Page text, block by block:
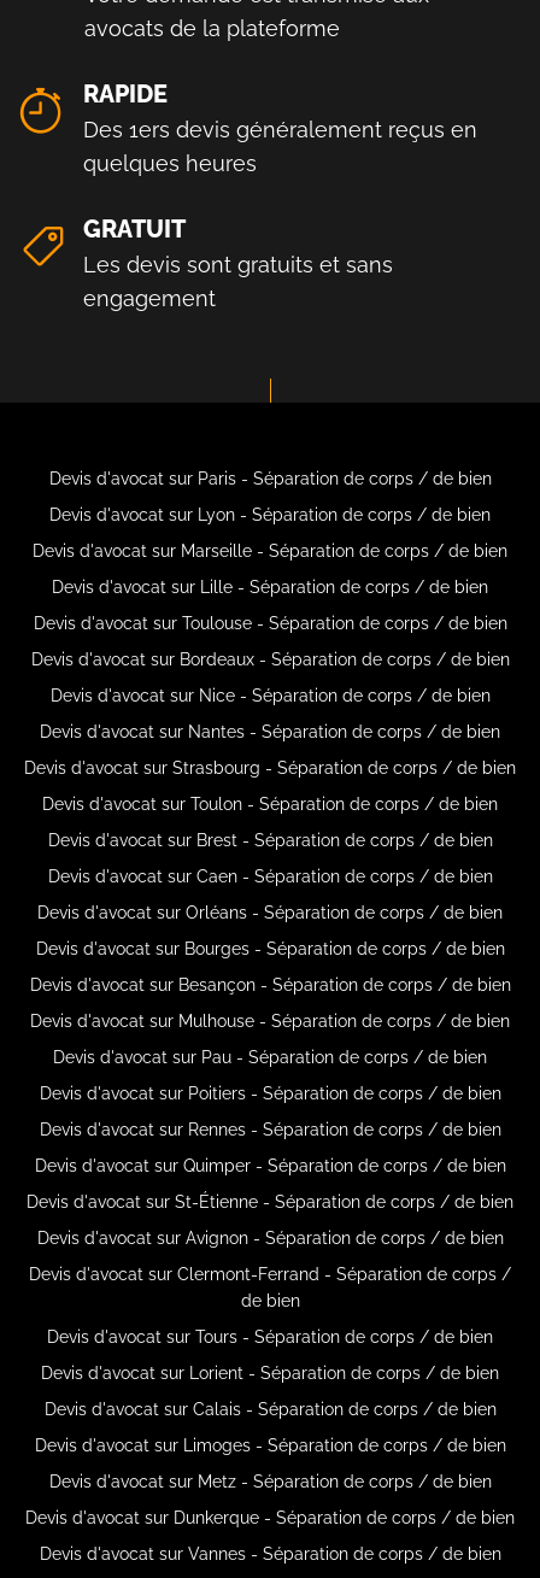
avocats de la plateforme
RAPIDE
Des 1ers devis généralement reçus en
quelques heures
GRATUIT
Les devis sont gratuits et sans
engagement
Devis d'avocat sur Paris - Séparation de corps / de bien
Devis d'avocat sur Lyon - Séparation de corps / de bien
Devis d'avocat sur Marseille - Séparation de corps / de bien
Devis d'avocat sur Lille - Séparation de corps / de bien
Devis d'avocat sur Toulouse - Séparation de corps / de bien
Devis d'avocat sur Bordeaux - Séparation de corps / de bien
Devis d'avocat sur Nice - Séparation de corps / de bien
Devis d'avocat sur Nantes - Séparation de corps / de bien
Devis d'avocat sur Strasbourg - Séparation de corps / de bien
Devis d'avocat sur Toulon - Séparation de corps / de bien
Devis d'avocat sur Brest - Séparation de corps / de bien
Devis d'avocat sur Caen - Séparation de corps / de bien
Devis d'avocat sur Orléans - Séparation de corps / de bien
Devis d'avocat sur Bourges - Séparation de corps / de bien
Devis d'avocat sur Besançon - Séparation de corps / de bien
Devis d'avocat sur Mulhouse - Séparation de corps / de bien
Devis d'avocat sur Pau - Séparation de corps / de bien
Devis d'avocat sur Poitiers - Séparation de corps / de bien
Devis d'avocat sur Rennes - Séparation de corps / de bien
Devis d'avocat sur Quimper - Séparation de corps / de bien
Devis d'avocat sur St-Étienne - Séparation de corps / de bien
Devis d'avocat sur Avignon - Séparation de corps / de bien
Devis d'avocat sur Clermont-Ferrand - Séparation de corps /
de bien
Devis d'avocat sur Tours - Séparation de corps / de bien
Devis d'avocat sur Lorient - Séparation de corps / de bien
Devis d'avocat sur Calais - Séparation de corps / de bien
Devis d'avocat sur Limoges - Séparation de corps / de bien
Devis d'avocat sur Metz - Séparation de corps / de bien
Devis d'avocat sur Dunkerque - Séparation de corps / de bien
Devis d'avocat sur Vannes - Séparation de corps / de bien